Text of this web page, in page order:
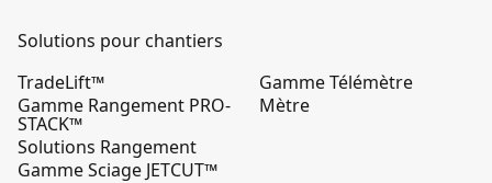
Solutions pour chantiers
TradeLift™
Gamme Rangement PRO-
STACK™
Solutions Rangement
Gamme Sciage JETCUT™
Gamme Télémètre
Mètre